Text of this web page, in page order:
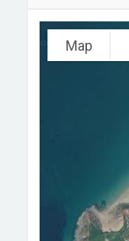
Map